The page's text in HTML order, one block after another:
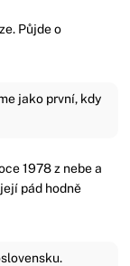
Půjde o
jako první, kdy
1978 z nebe a
pád hodně